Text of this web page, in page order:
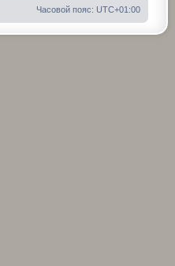
Часовой пояс: UTC+01:00